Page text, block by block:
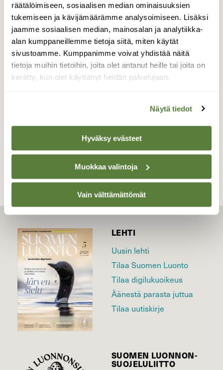
räätälöimiseen, sosiaalisen median ominaisuuksien
tukemiseen ja kävijämäärämme analysoimiseen. Lisäksi
jaamme sosiaalisen median, mainosalan ja analytiikka-
alan kumppaneillemme tietoja siitä, miten käytät
sivustoamme. Kumppanimme voivat yhdistää näitä
tietoja muihin tietoihin, joita olet antanut heille tai joita on
kerätty, kun olet käyttänyt heidän palvelujaan.
Näytä tiedot
Hyväksy evästeet
Muokkaa valintoja
Vain välttämättömät
Rantalemmikki ( Myosotos
laxa )
TAKAISIN LISTAAN
LEHTI
Uusin lehti
Tilaa Suomen Luonto
Tilaa digilukuoikeus
Äänestä parasta juttua
Tilaa uutiskirje
SUOMEN LUONNON­
SUOJELU­LIITTO